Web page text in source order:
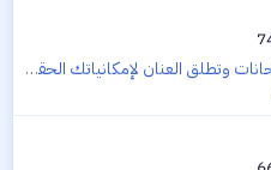
كيف تتغلب على قلق الامتحانات وتطلق العنان لإمكانياتك الحقيقية؟